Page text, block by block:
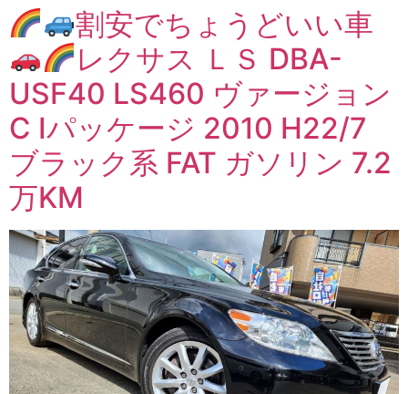
割安でちょうどいい車
レクサス ＬＳ DBA-
USF40 LS460 ヴァージョン
C Iパッケージ 2010 H22/7
ブラック系 FAT ガソリン 7.2
万KM